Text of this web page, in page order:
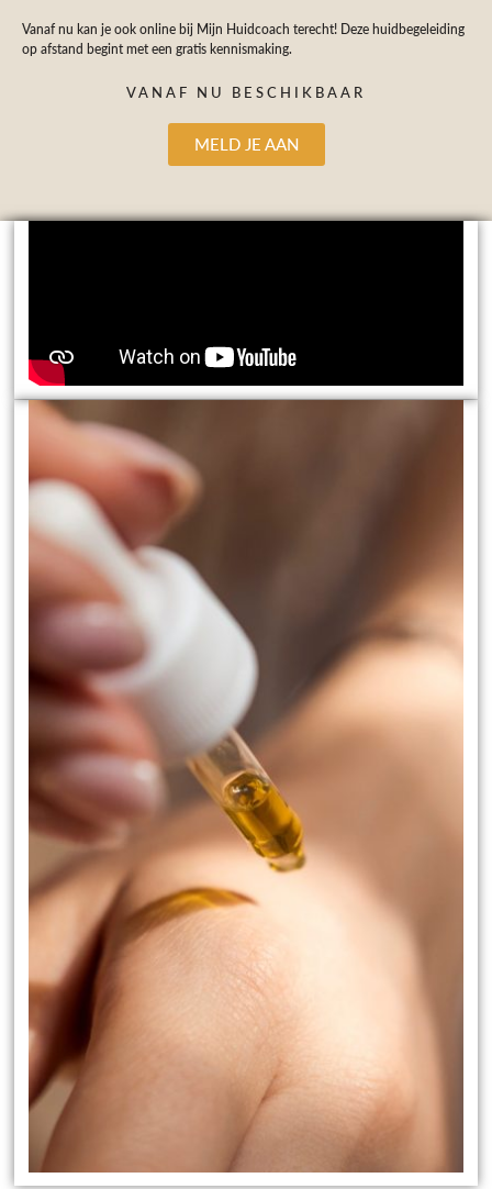
VANAF NU BESCHIKBAAR
MELD JE AAN
Vanaf nu kan je ook online bij Mijn Huidcoach terecht! Deze huidbegeleiding
op afstand begint met een gratis kennismaking.